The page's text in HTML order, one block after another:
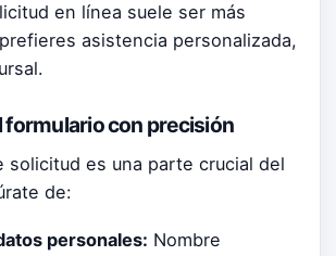
en línea suele ser más
asistencia personalizada,
formulario con precisión
solicitud es una parte crucial del
de:
personales: Nombre